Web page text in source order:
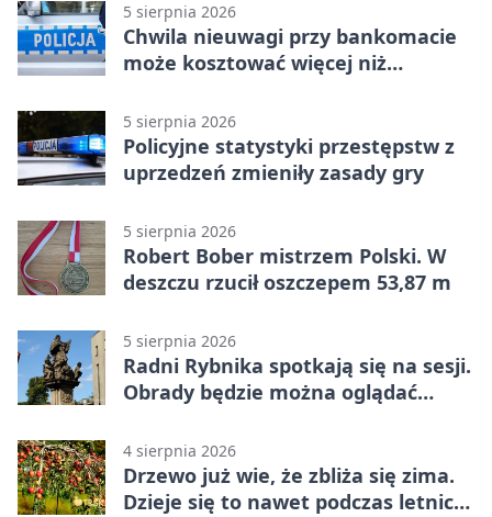
5 sierpnia 2026
Chwila nieuwagi przy bankomacie
może kosztować więcej niż
5 sierpnia 2026
Policyjne statystyki przestępstw z
uprzedzeń zmieniły zasady gry
5 sierpnia 2026
Robert Bober mistrzem Polski. W
deszczu rzucił oszczepem 53,87 m
5 sierpnia 2026
Radni Rybnika spotkają się na sesji.
Obrady będzie można oglądać
4 sierpnia 2026
Drzewo już wie, że zbliża się zima.
Dzieje się to nawet podczas letnich